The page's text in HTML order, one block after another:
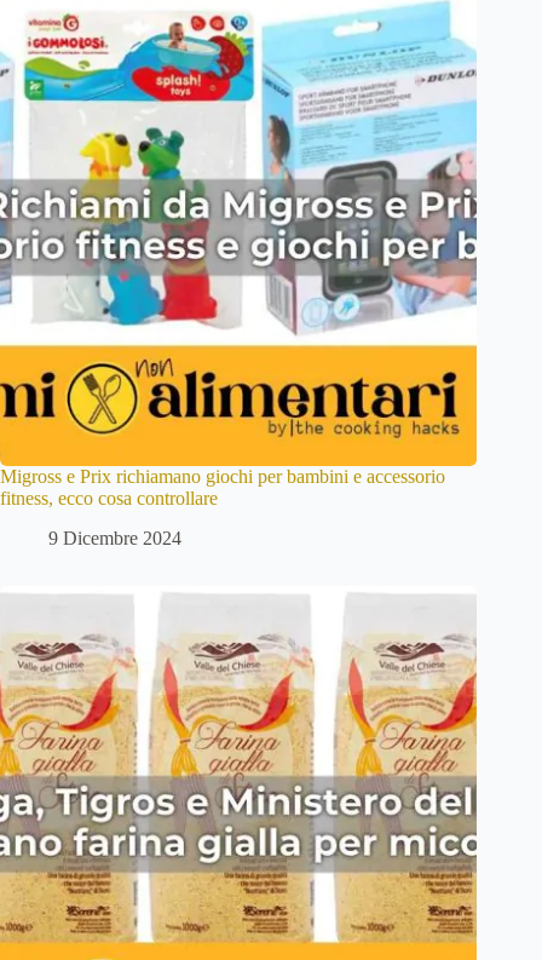
Migross e Prix richiamano giochi per bambini e accessorio
fitness, ecco cosa controllare
9 Dicembre 2024